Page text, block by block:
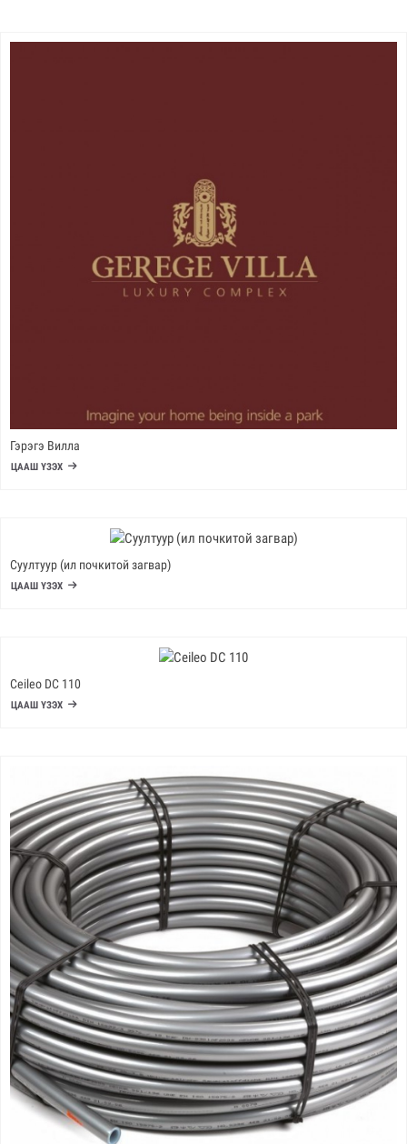
Гэрэгэ Вилла
ЦААШ ҮЗЭХ
Суултуур (ил почкитой загвар)
ЦААШ ҮЗЭХ
Ceileo DC 110
ЦААШ ҮЗЭХ